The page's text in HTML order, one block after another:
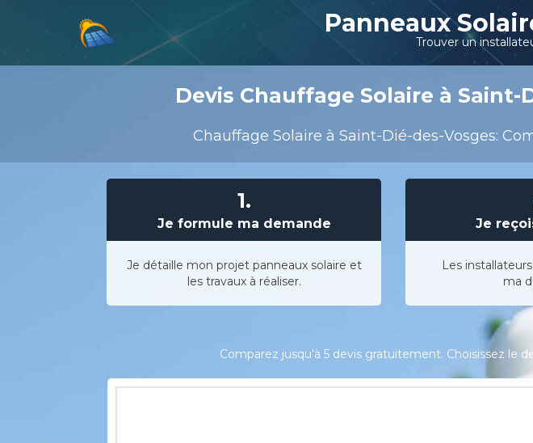
Panneaux
Trouver un
Devis Chauffage Solaire à
Chauffage Solaire à Saint-Dié-des-Vosges:
1.
Je formule ma demande
Je détaille mon projet panneaux solaire et
les travaux à réaliser.
Je
Les
ma
Comparez jusqu'à 5 devis gratuitement. Choisissez le